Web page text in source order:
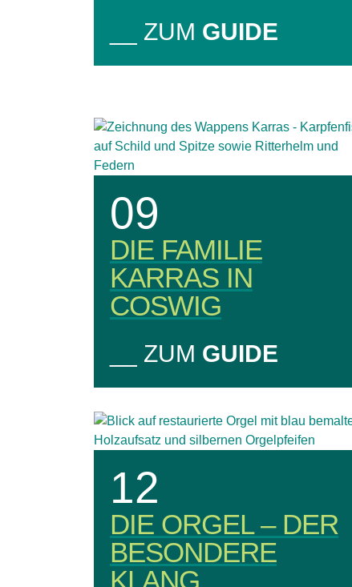
__ ZUM GUIDE
09
DIE FAMILIE
KARRAS IN
COSWIG
__ ZUM GUIDE
12
DIE ORGEL – DER
BESONDERE
KLANG